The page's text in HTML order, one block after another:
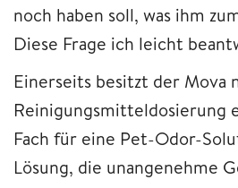
noch haben soll, was ihm
Diese Frage ich leicht
Einerseits besitzt der Mova
Reinigungsmitteldosierung
Fach für eine Pet-Odor-
Lösung, die unangenehme